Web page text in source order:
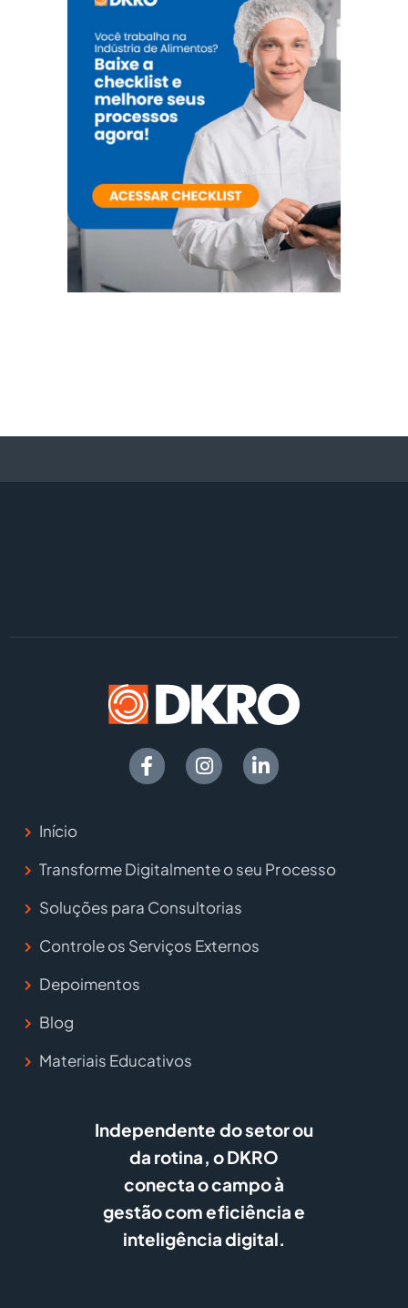
Início
Transforme Digitalmente o seu Processo
Soluções para Consultorias
Controle os Serviços Externos
Depoimentos
Blog
Materiais Educativos
Independente do setor ou
da rotina, o DKRO
conecta o campo à
gestão com eficiência e
inteligência digital.